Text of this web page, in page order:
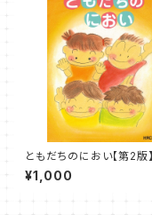
ともだちのにおい【第2版】
¥1,000